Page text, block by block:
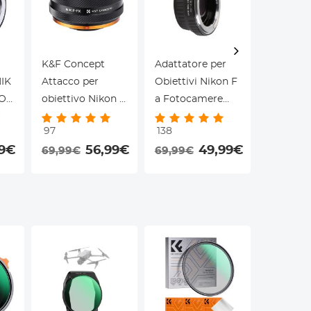
K&F Concept
Attacco per
obiettivo Nikon F
su anello
adattatore corpo
fotocamera Fuji
97
69,99€ 56,99€
Adattatore per
Obiettivi Nikon F
a Fotocamere
Pentax K
138
69,99€ 49,99€